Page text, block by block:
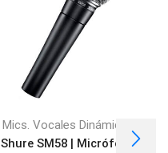
Mics. Vocales Dinámicos
Shure SM58 | Micrófono